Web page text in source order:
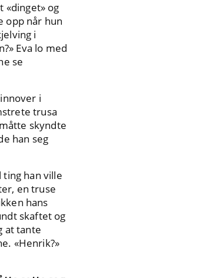
«dinget» og
opp når hun
i
Eva lo med
se
i
trusa
skyndte
han seg
han ville
en truse
hans
skaftet og
at tante
«Henrik?»